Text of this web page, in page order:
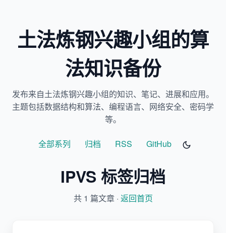
土法炼钢兴趣小组的算
法知识备份
发布来自土法炼钢兴趣小组的知识、笔记、进展和应用。
主题包括数据结构和算法、编程语言、网络安全、密码学
等。
全部系列 归档 RSS GitHub
IPVS 标签归档
共 1 篇文章 · 返回首页